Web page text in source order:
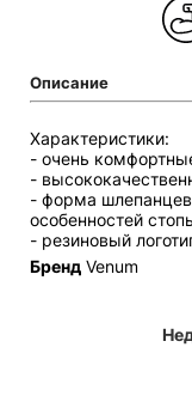
Описание
Характеристики:
- очень
-
- форма
особенностей
- резиновый
Бренд Venum